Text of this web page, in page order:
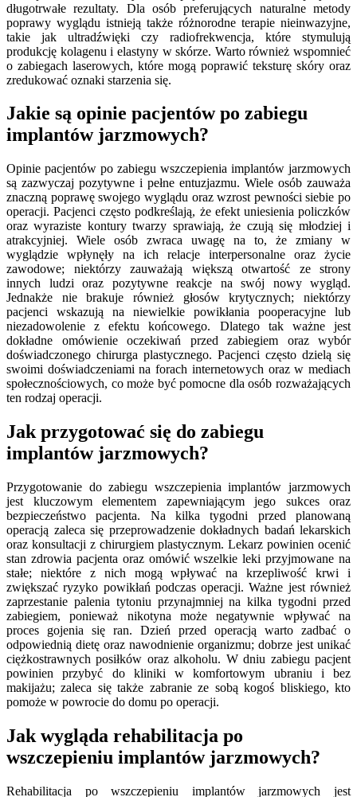
długotrwałe rezultaty. Dla osób preferujących naturalne metody
poprawy wyglądu istnieją także różnorodne terapie nieinwazyjne,
takie jak ultradźwięki czy radiofrekwencja, które stymulują
produkcję kolagenu i elastyny w skórze. Warto również wspomnieć
o zabiegach laserowych, które mogą poprawić teksturę skóry oraz
zredukować oznaki starzenia się.
Jakie są opinie pacjentów po zabiegu
implantów jarzmowych?
Opinie pacjentów po zabiegu wszczepienia implantów jarzmowych
są zazwyczaj pozytywne i pełne entuzjazmu. Wiele osób zauważa
znaczną poprawę swojego wyglądu oraz wzrost pewności siebie po
operacji. Pacjenci często podkreślają, że efekt uniesienia policzków
oraz wyraziste kontury twarzy sprawiają, że czują się młodziej i
atrakcyjniej. Wiele osób zwraca uwagę na to, że zmiany w
wyglądzie wpłynęły na ich relacje interpersonalne oraz życie
zawodowe; niektórzy zauważają większą otwartość ze strony
innych ludzi oraz pozytywne reakcje na swój nowy wygląd.
Jednakże nie brakuje również głosów krytycznych; niektórzy
pacjenci wskazują na niewielkie powikłania pooperacyjne lub
niezadowolenie z efektu końcowego. Dlatego tak ważne jest
dokładne omówienie oczekiwań przed zabiegiem oraz wybór
doświadczonego chirurga plastycznego. Pacjenci często dzielą się
swoimi doświadczeniami na forach internetowych oraz w mediach
społecznościowych, co może być pomocne dla osób rozważających
ten rodzaj operacji.
Jak przygotować się do zabiegu
implantów jarzmowych?
Przygotowanie do zabiegu wszczepienia implantów jarzmowych
jest kluczowym elementem zapewniającym jego sukces oraz
bezpieczeństwo pacjenta. Na kilka tygodni przed planowaną
operacją zaleca się przeprowadzenie dokładnych badań lekarskich
oraz konsultacji z chirurgiem plastycznym. Lekarz powinien ocenić
stan zdrowia pacjenta oraz omówić wszelkie leki przyjmowane na
stałe; niektóre z nich mogą wpływać na krzepliwość krwi i
zwiększać ryzyko powikłań podczas operacji. Ważne jest również
zaprzestanie palenia tytoniu przynajmniej na kilka tygodni przed
zabiegiem, ponieważ nikotyna może negatywnie wpływać na
proces gojenia się ran. Dzień przed operacją warto zadbać o
odpowiednią dietę oraz nawodnienie organizmu; dobrze jest unikać
ciężkostrawnych posiłków oraz alkoholu. W dniu zabiegu pacjent
powinien przybyć do kliniki w komfortowym ubraniu i bez
makijażu; zaleca się także zabranie ze sobą kogoś bliskiego, kto
pomoże w powrocie do domu po operacji.
Jak wygląda rehabilitacja po
wszczepieniu implantów jarzmowych?
Rehabilitacja po wszczepieniu implantów jarzmowych jest